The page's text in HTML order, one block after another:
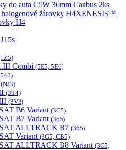
do auta C5W 36mm Canbus 2ks
XENESIS™
H4
III Combi (5E5, 5E6)
(NJ3)
(3T4)
(3V3)
B6 Variant (3C5)
B7 Variant (365)
ALLTRACK B7 (365)
Variant (3G5, CB5)
ALLTRACK B8 Variant (3G5,